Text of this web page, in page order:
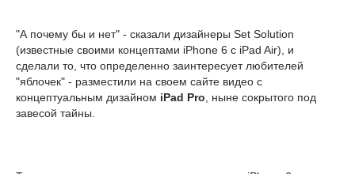
"А почему бы и нет" - сказали дизайнеры Set Solution
(известные своими концептами iPhone 6 с iPad Air), и
сделали то, что определенно заинтересует любителей
"яблочек" - разместили на своем сайте видео с
концептуальным дизайном iPad Pro , ныне сокрытого под
завесой тайны.